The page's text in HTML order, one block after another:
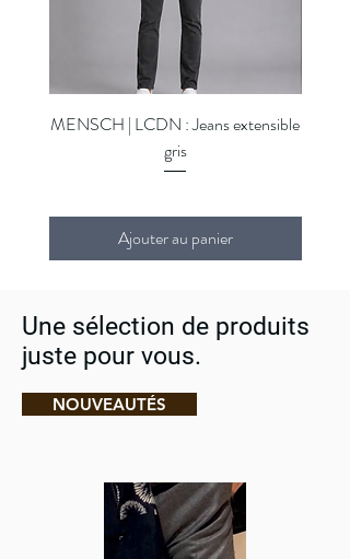
MENSCH | LCDN : Jeans extensible
gris
Ajouter au panier
Une sélection de produits
juste pour vous.
NOUVEAUTÉS